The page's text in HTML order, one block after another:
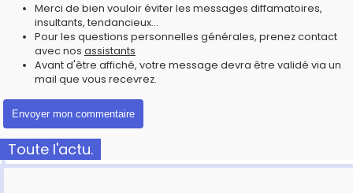
Merci de bien vouloir éviter les messages diffamatoires,
insultants, tendancieux...
Pour les questions personnelles générales, prenez contact
avec nos assistants
Avant d'être affiché, votre message devra être validé via un
mail que vous recevrez.
Toute l'actu.